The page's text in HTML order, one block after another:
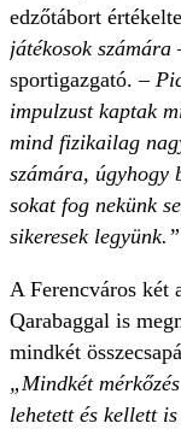
edzőtábort
játékosok számára
sportigazgató. –
impulzust kaptak
mind fizikailag
számára, úgyhogy
sokat fog nekünk
sikeresek legyünk.”
A Ferencváros két
Qarabaggal is
mindkét
„Mindkét
lehetett és kellett